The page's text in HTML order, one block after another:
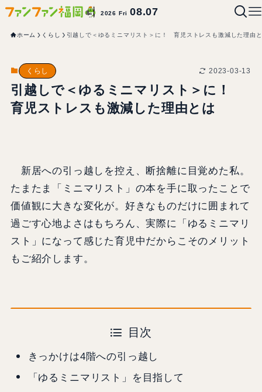
2026 Fri08.07
ホーム くらし 引越しで＜ゆるミニマリスト＞に！ 育児ストレスも激減した理由
くらし 2023-03-13
引越しで＜ゆるミニマリスト＞に！
育児ストレスも激減した理由とは
新居への引っ越しを控え、断捨離に目覚めた私。
たまたま「ミニマリスト」の本を手に取ったことで
価値観に大きな変化が。好きなものだけに囲まれて
過ごす心地よさはもちろん、実際に「ゆるミニマリ
スト」になって感じた育児中だからこそのメリット
もご紹介します。
目次
きっかけは4階への引っ越し
「ゆるミニマリスト」を目指して